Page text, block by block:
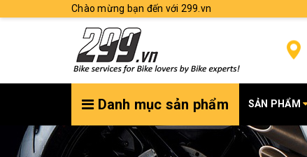
Chào mừng bạn đến với 299.vn
Danh mục sản phẩm SẢN PHẨM